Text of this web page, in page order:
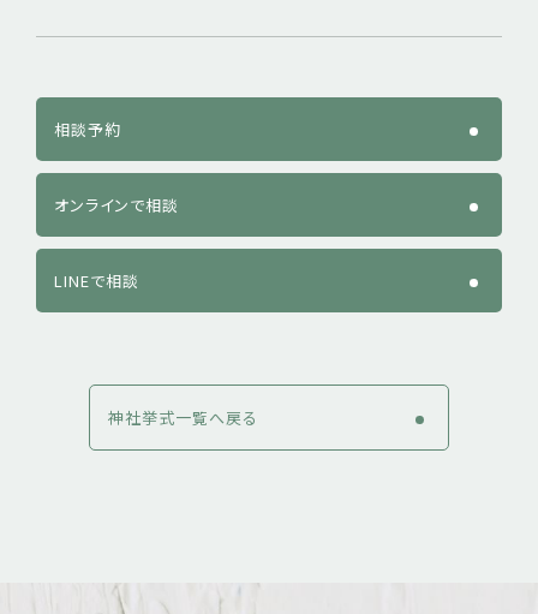
相談予約
オンラインで相談
LINEで相談
神社挙式一覧へ戻る